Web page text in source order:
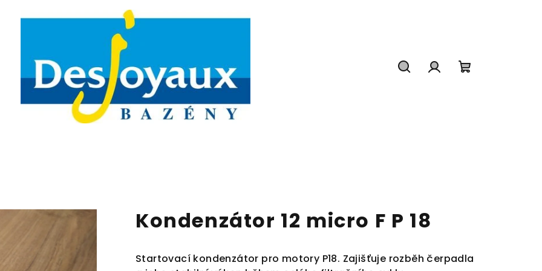
Kondenzátor 12 micro F P 18
Startovací kondenzátor pro motory P18. Zajišťuje rozběh čerpadla